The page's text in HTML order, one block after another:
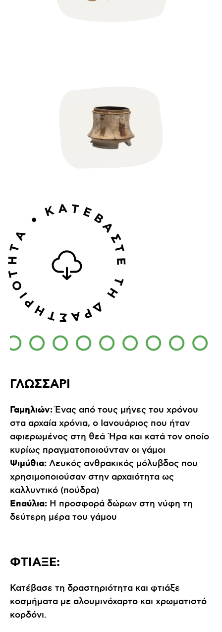
• Κ Α Τ ΕΒ
Α
Σ
Τ
Ε
Τ
Η
Δ
Ρ
Α
Σ
Τ
Η
Ρ
Ι
Ο
Τ
Η
Τ
A
ΓΛΩΣΣΑΡΙ
Γαμηλιών:Ένας από τους μήνες του χρόνου
στα αρχαία χρόνια, ο Ιανουάριος που ήταν
αφιερωμένος στη θεά Ήρα και κατά τον οποίο
κυρίως πραγματοποιούνταν οι γάμοι
Ψιμύθια: Λευκός ανθρακικός μόλυβδος που
χρησιμοποιούσαν στην αρχαιότητα ως
καλλυντικό (πούδρα)
Επαύλια: Η προσφορά δώρων στη νύφη τη
δεύτερη μέρα του γάμου
ΦΤΙΑΞΕ:
Κατέβασε τη δραστηριότητα και φτιάξε
κοσμήματα με αλουμινόχαρτο και χρωματιστό
κορδόνι.